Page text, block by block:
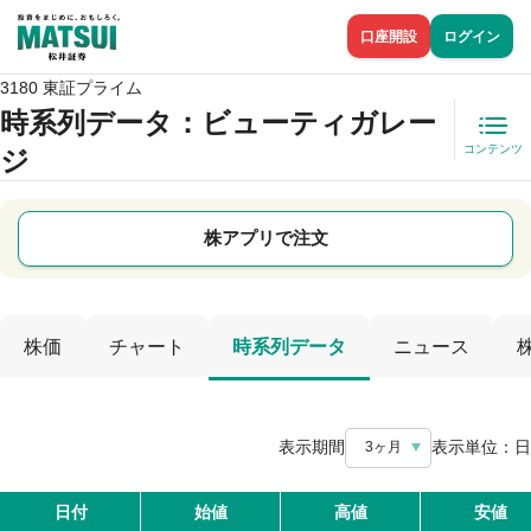
口座開設 ログイン
3180 東証プライム
時系列データ ：ビューティガレー
ジ
コンテンツ
株アプリで注文
株価 チャート 時系列データ ニュース
表示期間 3ヶ月 表示単位： 日
日付 始値 高値 安値